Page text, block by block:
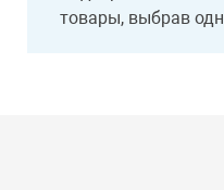
товары, выбрав